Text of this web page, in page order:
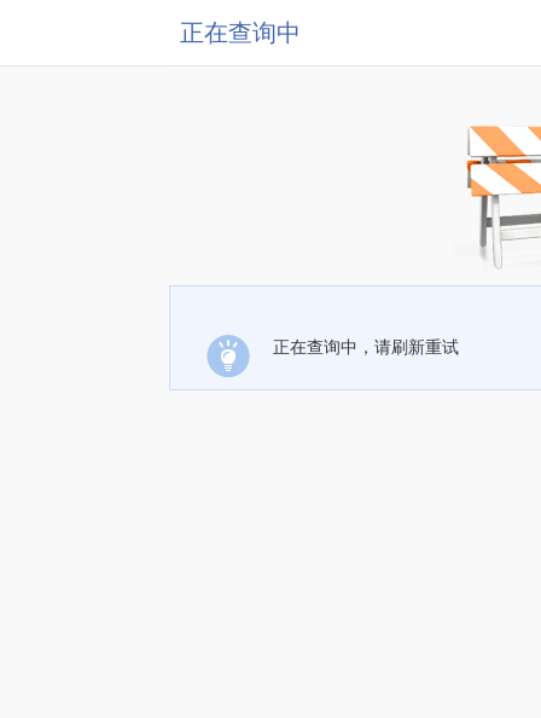
正在查询中
正在查询中，请刷新重试